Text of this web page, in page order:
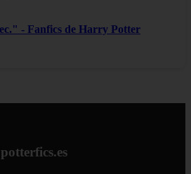
- Fanfics de Harry Potter
potterfics.es